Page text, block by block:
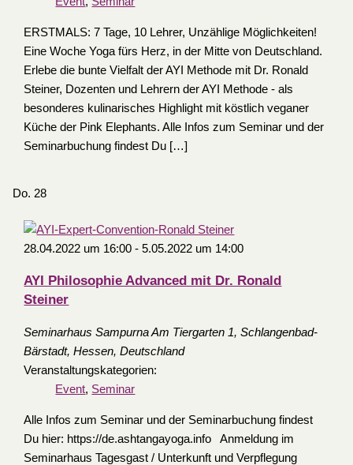
ERSTMALS: 7 Tage, 10 Lehrer, Unzählige Möglichkeiten!
Eine Woche Yoga fürs Herz, in der Mitte von Deutschland.
Erlebe die bunte Vielfalt der AYI Methode mit Dr. Ronald
Steiner, Dozenten und Lehrern der AYI Methode - als
besonderes kulinarisches Highlight mit köstlich veganer
Küche der Pink Elephants. Alle Infos zum Seminar und der
Seminarbuchung findest Du […]
Do. 28
28.04.2022 um 16:00 -5.05.2022 um 14:00
AYI Philosophie Advanced mit Dr. Ronald
Steiner
Seminarhaus SampurnaAm Tiergarten 1, Schlangenbad-
Bärstadt, Hessen, Deutschland
Veranstaltungskategorien:
Event, Seminar
Alle Infos zum Seminar und der Seminarbuchung findest
Du hier: https://de.ashtangayoga.info Anmeldung im
Seminarhaus Tagesgast / Unterkunft und Verpflegung